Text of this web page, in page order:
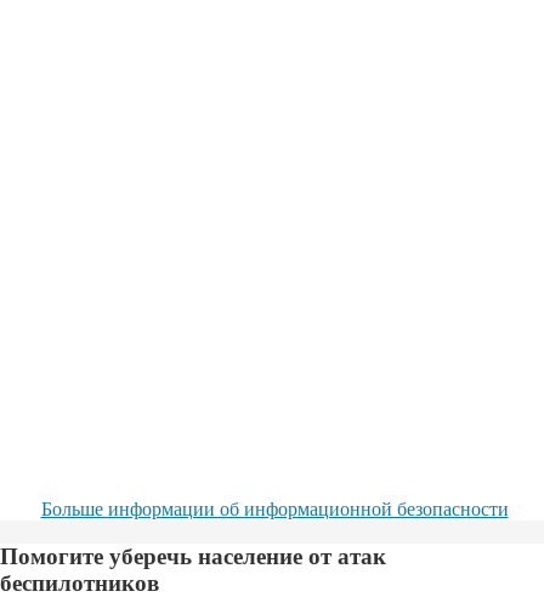
Больше информации об информационной безопасности
Помогите уберечь население от атак
беспилотников